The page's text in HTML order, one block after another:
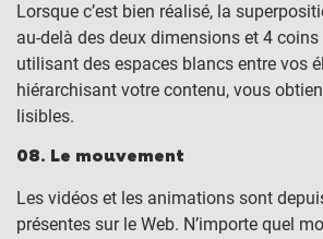
Lorsque c’est bien réalisé, la
au-delà des deux dimensions et 4 coins
utilisant des espaces blancs entre vos
hiérarchisant votre contenu, vous
lisibles.
08. Le mouvement
Les vidéos et les animations sont
présentes sur le Web. N’importe quel